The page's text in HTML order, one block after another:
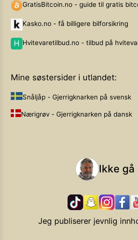
GratisBitcoin.no - guide til gratis
Kasko.no - få billigere bilforsikring
Hvitevaretilbud.no - tilbud på
Mine søstersider i utlandet:
Snåljåp - Gjerrigknarken på svensk
Nærigrøv - Gjerrigknarken på dansk
Ikke gå
Jeg publiserer jevnlig